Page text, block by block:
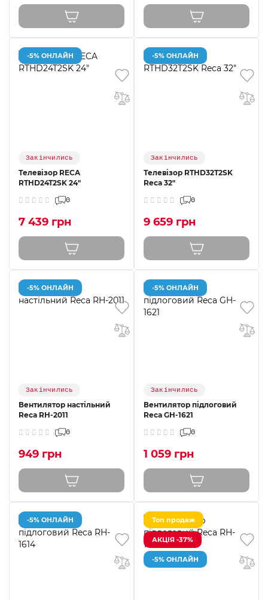
-5% ОНЛАЙН
Закінчились
Телевізор RECA
RTHD24T2SK 24"
0
7 439 грн
-5% ОНЛАЙН
Закінчились
Телевізор RTHD32T2SK
Reca 32"
0
9 659 грн
-5% ОНЛАЙН
Закінчились
Вентилятор настільний
Reca RH-2011
0
949 грн
-5% ОНЛАЙН
Закінчились
Вентилятор підлоговий
Reca GH-1621
0
1 059 грн
-5% ОНЛАЙН Топ продаж
АКЦІЯ -37%
-5% ОНЛАЙН